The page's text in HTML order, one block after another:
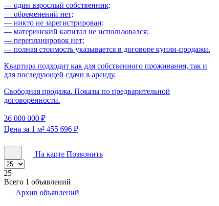
— один взрослый собственник;
— обременений нет;
— никто не зарегистрирован;
— материнский капитал не использовался;
— перепланировок нет;
— полная стоимость указывается в договоре купли-продажи.
Квартира подходит как для собственного проживания, так и
для последующей сдачи в аренду.
Свободная продажа. Показы по предварительной
договоренности.
36 000 000 ₽
Цена за 1 м² 455 696 ₽
На карте Позвонить
25
Всего 1 объявлений
Архив объявлений